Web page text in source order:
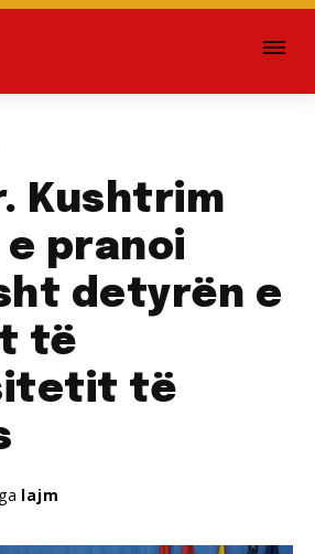
Kushtrim
pranoi
detyrën e
të
të
lajm